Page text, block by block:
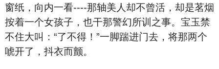
窗纸，向内一看----那轴美人却不曾活，却是茗烟
按着一个女孩子，也干那警幻所训之事。宝玉禁
不住大叫：“了不得！”一脚踹进门去，将那两个
唬开了，抖衣而颤。